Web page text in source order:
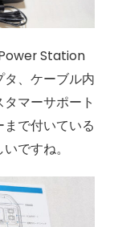
Station
、ケーブル内
マーサポート
で付いている
ですね。